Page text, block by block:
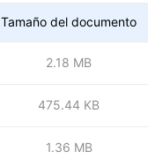
Tamaño del documento
2.18 MB
475.44 KB
1.36 MB